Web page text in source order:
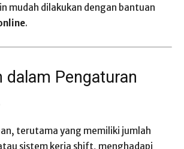
mudah dilakukan dengan bantuan
.
dalam Pengaturan
terutama yang memiliki jumlah
sistem kerja shift, menghadapi